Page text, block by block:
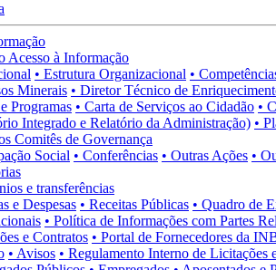
Acesso à Informação
• Estrutura Organizacional •
Minerais • Diretor Técnico de
Programas • Carta de Serviços ao Cidadão •
Integrado e Relatório da Administração) •
Comitês de Governança
Social • Conferências • Outras Ações •
e transferências
e Despesas • Receitas Públicas • Quadro de
• Política de Informações com Partes
e Contratos • Portal de Fornecedores da
• Avisos • Regulamento Interno de Licitações